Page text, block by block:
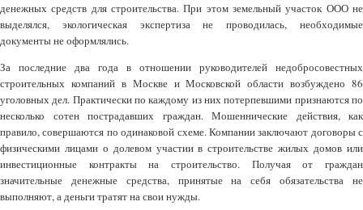
денежных средств для строительства. При этом земельный участок ООО не
выделялся, экологическая экспертиза не проводилась, необходимые
документы не оформлялись.
За последние два года в отношении руководителей недобросовестных
строительных компаний в Москве и Московской области возбуждено 86
уголовных дел. Практически по каждому из них потерпевшими признаются по
несколько сотен пострадавших граждан. Мошеннические действия, как
правило, совершаются по одинаковой схеме. Компании заключают договоры с
физическими лицами о долевом участии в строительстве жилых домов или
инвестиционные контракты на строительство. Получая от граждан
значительные денежные средства, принятые на себя обязательства не
выполняют, а деньги тратят на свои нужды.